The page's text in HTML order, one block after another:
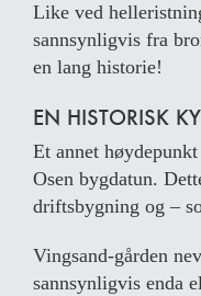
Like ved
sannsynligvis fra
en lang historie!
EN HISTORISK
Et annet
Osen bygdatun.
driftsbygning og –
Vingsand-gården
sannsynligvis enda